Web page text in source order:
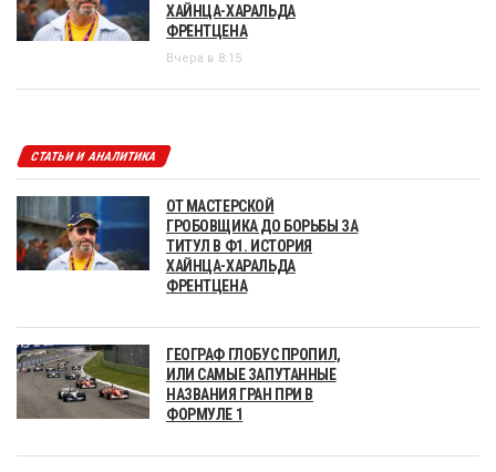
ХАЙНЦА-ХАРАЛЬДА
ФРЕНТЦЕНА
Вчера в 8:15
СТАТЬИ И АНАЛИТИКА
ОТ МАСТЕРСКОЙ
ГРОБОВЩИКА ДО БОРЬБЫ ЗА
ТИТУЛ В Ф1. ИСТОРИЯ
ХАЙНЦА-ХАРАЛЬДА
ФРЕНТЦЕНА
ГЕОГРАФ ГЛОБУС ПРОПИЛ,
ИЛИ САМЫЕ ЗАПУТАННЫЕ
НАЗВАНИЯ ГРАН ПРИ В
ФОРМУЛЕ 1